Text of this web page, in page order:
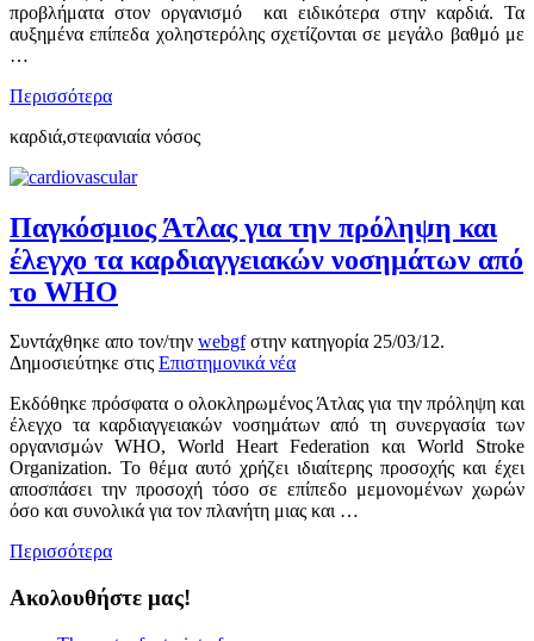
προβλήματα στον οργανισμό και ειδικότερα στην καρδιά. Τα
αυξημένα επίπεδα χοληστερόλης σχετίζονται σε μεγάλο βαθμό με
…
Περισσότερα
καρδιά,στεφανιαία νόσος
Παγκόσμιος Άτλας για την πρόληψη και
έλεγχο τα καρδιαγγειακών νοσημάτων από
το WHO
Συντάχθηκε απο τον/την webgfστην κατηγορία 25/03/12.
Δημοσιεύτηκε στις Επιστημονικά νέα
Eκδόθηκε πρόσφατα ο ολοκληρωμένος Άτλας για την πρόληψη και
έλεγχο τα καρδιαγγειακών νοσημάτων από τη συνεργασία των
οργανισμών WHO, World Heart Federation και World Stroke
Organization. Το θέμα αυτό χρήζει ιδιαίτερης προσοχής και έχει
αποσπάσει την προσοχή τόσο σε επίπεδο μεμονομένων χωρών
όσο και συνολικά για τον πλανήτη μιας και …
Περισσότερα
Ακολουθήστε μας!